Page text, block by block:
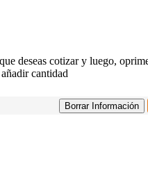
deseas cotizar y luego,
cantidad